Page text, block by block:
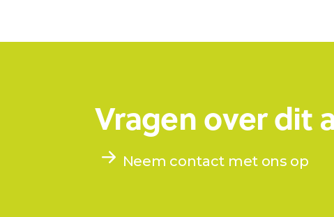
Vragen over dit
Neem contact met ons op